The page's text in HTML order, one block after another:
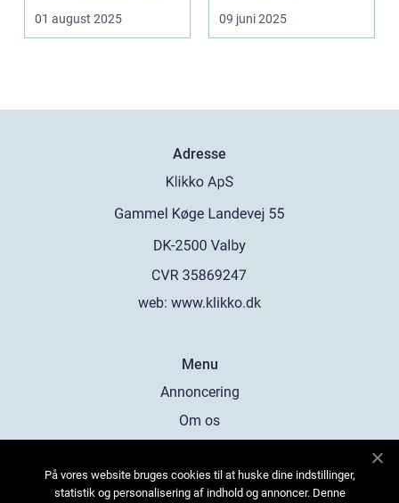
st&...
01 august 2025
ekspertis...
09 juni 2025
Adresse
web: www.klikko.dk
Menu
Annoncering
Om os
Kontakt os
På vores website bruges cookies til at huske dine indstillinger,
statistik og personalisering af indhold og annoncer. Denne